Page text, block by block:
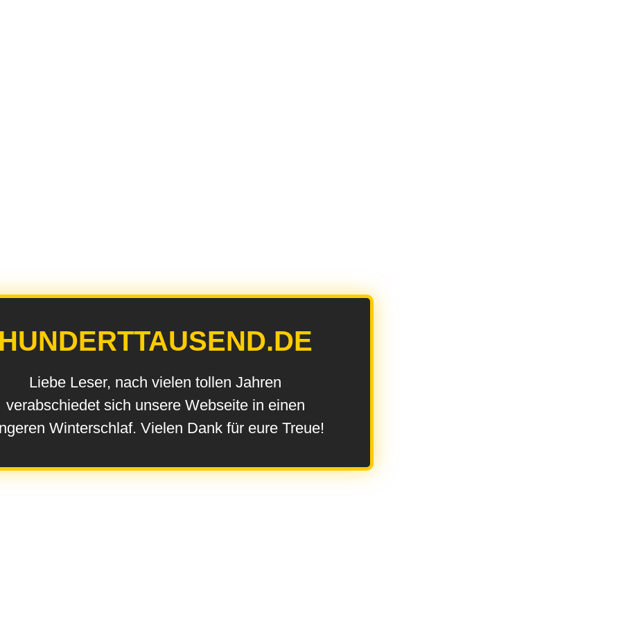
Liebe Leser, nach vielen tollen Jahren
verabschiedet sich unsere Webseite in einen
Winterschlaf. Vielen Dank für eure Treue!